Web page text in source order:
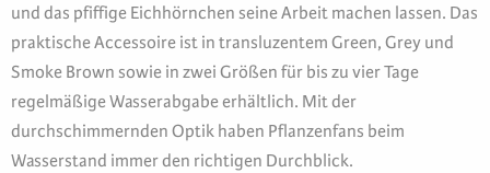
und das pfiffige Eichhörnchen seine Arbeit machen lassen. Das
praktische Accessoire ist in transluzentem Green, Grey und
Smoke Brown sowie in zwei Größen für bis zu vier Tage
regelmäßige Wasserabgabe erhältlich. Mit der
durchschimmernden Optik haben Pflanzenfans beim
Wasserstand immer den richtigen Durchblick.